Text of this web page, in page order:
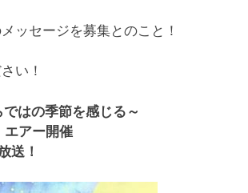
ッセージを募集とのこと！
い！
はの季節を感じる～
エアー開催
送！